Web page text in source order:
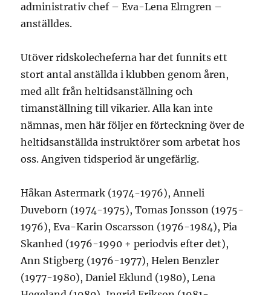
administrativ chef – Eva-Lena Elmgren –
anställdes.
Utöver ridskolecheferna har det funnits ett
stort antal anställda i klubben genom åren,
med allt från heltidsanställning och
timanställning till vikarier. Alla kan inte
nämnas, men här följer en förteckning över de
heltidsanställda instruktörer som arbetat hos
oss. Angiven tidsperiod är ungefärlig.
Håkan Astermark (1974-1976), Anneli
Duveborn (1974-1975), Tomas Jonsson (1975-
1976), Eva-Karin Oscarsson (1976-1984), Pia
Skanhed (1976-1990 + periodvis efter det),
Ann Stigberg (1976-1977), Helen Benzler
(1977-1980), Daniel Eklund (1980), Lena